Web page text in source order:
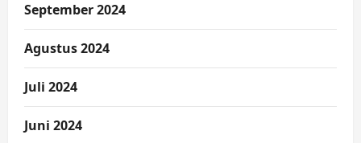
September 2024
Agustus 2024
Juli 2024
Juni 2024